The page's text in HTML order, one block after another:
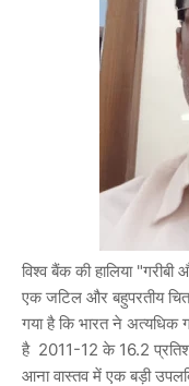
विश्व बैंक की हालिया
एक जटिल और बहुपरतीय
गया है कि भारत ने अत्यधिक
है 2011-12 के 16.2
आना वास्तव में एक बड़ी